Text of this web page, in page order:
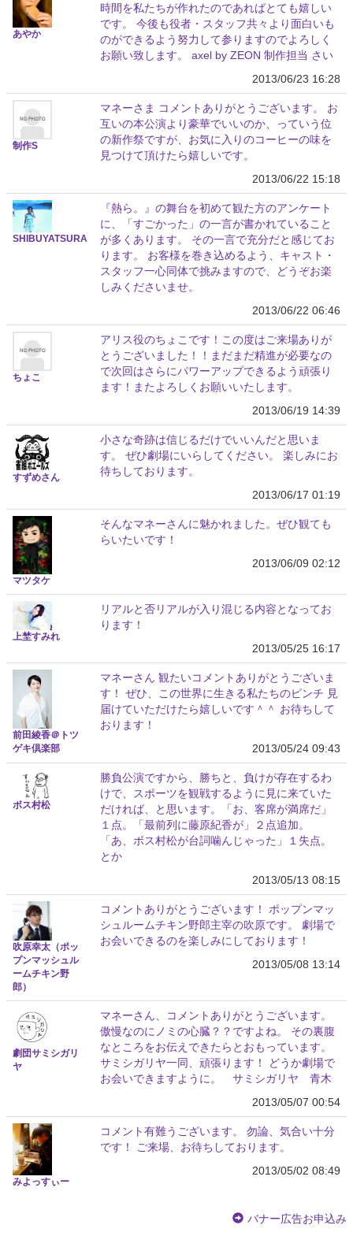
あやか
時間を私たちが作れたのであればとても嬉しい
です。 今後も役者・スタッフ共々より面白いも
のができるよう努力して参りますのでよろしく
お願い致します。 axel by ZEON 制作担当 さい
2013/06/23 16:28
制作S
マネーさま コメントありがとうございます。 お
互いの本公演より豪華でいいのか、っていう位
の新作祭ですが、お気に入りのコーヒーの味を
見つけて頂けたら嬉しいです。
2013/06/22 15:18
SHIBUYATSURA
『熱ら。』の舞台を初めて観た方のアンケート
に、「すごかった」の一言が書かれていること
が多くあります。 その一言で充分だと感じてお
ります。 お客様を巻き込めるよう、キャスト・
スタッフ一心同体で挑みますので、どうぞお楽
しみくださいませ。
2013/06/22 06:46
ちょこ
アリス役のちょこです！この度はご来場ありが
とうございました！！まだまだ精進が必要なの
で次回はさらにパワーアップできるよう頑張り
ます！またよろしくお願いいたします。
2013/06/19 14:39
すずめさん
小さな奇跡は信じるだけでいいんだと思いま
す。 ぜひ劇場にいらしてください。 楽しみにお
待ちしております。
2013/06/17 01:19
マツタケ
そんなマネーさんに魅かれました。ぜひ観ても
らいたいです！
2013/06/09 02:12
上埜すみれ
リアルと否リアルが入り混じる内容となってお
ります！
2013/05/25 16:17
前田綾香＠トツ
ゲキ倶楽部
マネーさん 観たいコメントありがとうございま
す！ ぜひ、この世界に生きる私たちのピンチ 見
届けていただけたら嬉しいです＾＾ お待ちして
おります！
2013/05/24 09:43
ボス村松
勝負公演ですから、勝ちと、負けが存在するわ
けで、スポーツを観戦するように見に来ていた
だければ、と思います。「お、客席が満席だ」
１点。「最前列に藤原紀香が」２点追加。
「あ、ボス村松が台詞噛んじゃった」１失点。
とか
2013/05/13 08:15
吹原幸太（ポッ
プンマッシュル
ームチキン野
郎）
コメントありがとうございます！ ポップンマッ
シュルームチキン野郎主宰の吹原です。 劇場で
お会いできるのを楽しみにしております！
2013/05/08 13:14
劇団サミシガリ
ヤ
マネーさん、コメントありがとうございます。
傲慢なのにノミの心臓？？ですよね。 その裏腹
なところをお伝えできたらとおもっています。
サミシガリヤ一同、頑張ります！ どうか劇場で
お会いできますように。 サミシガリヤ 青木
2013/05/07 00:54
みよっすぃー
コメント有難うございます。 勿論、気合い十分
です！ ご来場、お待ちしております。
2013/05/02 08:49
バナー広告お申込み